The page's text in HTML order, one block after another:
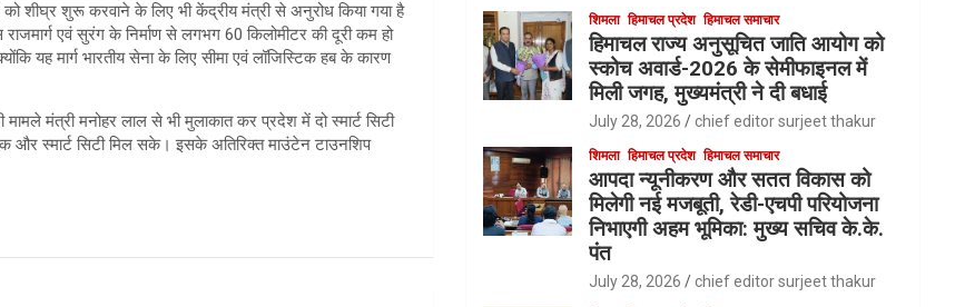
को शीघ्र शुरू करवाने के लिए भी केंद्रीय मंत्री से अनुरोध किया गया है
एवं सुरंग के निर्माण से लगभग 60 किलोमीटर की दूरी कम हो
यह मार्ग भारतीय सेना के लिए सीमा एवं लॉजिस्टिक हब के कारण
मंत्री मनोहर लाल से भी मुलाकात कर प्रदेश में दो स्मार्ट सिटी
और स्मार्ट सिटी मिल सके। इसके अतिरिक्त माउंटेन टाउनशिप
शिमला हिमाचल प्रदेश हिमाचल समाचार
हिमाचल राज्य अनुसूचित जाति आयोग को
स्कोच अवार्ड-2026 के सेमीफाइनल में
मिली जगह, मुख्यमंत्री ने दी बधाई
July 28, 2026 chief editor surjeet thakur
शिमला हिमाचल प्रदेश हिमाचल समाचार
आपदा न्यूनीकरण और सतत विकास को
मिलेगी नई मजबूती, रेडी-एचपी परियोजना
निभाएगी अहम भूमिका: मुख्य सचिव के.के.
पंत
July 28, 2026 chief editor surjeet thakur